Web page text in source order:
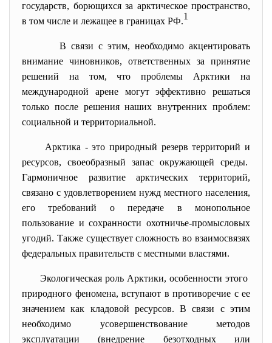
государств, борющихся за арктическое пространство,
в том числе и лежащее в границах РФ.1
В связи с этим, необходимо акцентировать
внимание чиновников, ответственных за принятие
решений на том, что проблемы Арктики на
международной арене могут эффективно решаться
только после решения наших внутренних проблем:
социальной и территориальной.
Арктика - это природный резерв территорий и
ресурсов, своеобразный запас окружающей среды.
Гармоничное развитие арктических территорий,
связано с удовлетворением нужд местного населения,
его требований о передаче в монопольное
пользование и сохранности охотничье-промысловых
угодий. Также существует сложность во взаимосвязях
федеральных правительств с местными властями.
Экологическая роль Арктики, особенности этого
природного феномена, вступают в противоречие с ее
значением как кладовой ресурсов. В связи с этим
необходимо усовершенствование методов
эксплуатации (внедрение безотходных или